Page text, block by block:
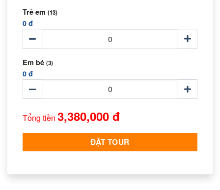
Trẻ em (13)
0 đ
Em bé (3)
0 đ
Tổng tiền 3,380,000 đ
ĐẶT TOUR